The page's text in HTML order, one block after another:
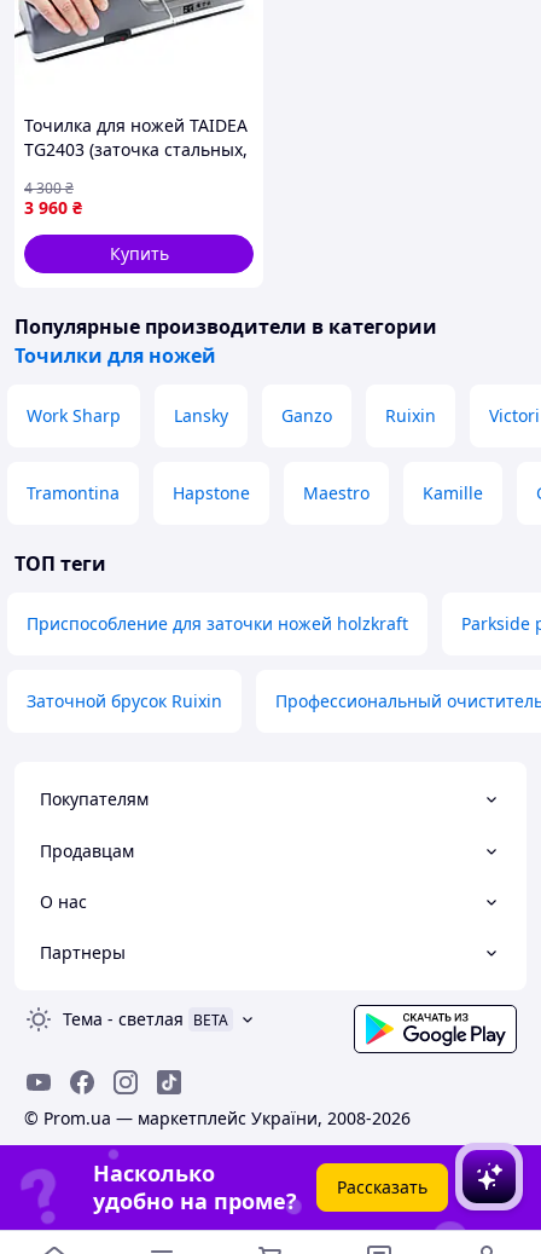
Точилка для ножей TAIDEA
TG2403 (заточка стальных,
3 960 ₴
4 300₴
Купить
Популярные производители в категории
Точилки для ножей
Work Sharp Lansky Ganzo Ruixin
Tramontina Hapstone Maestro Kamille
ТОП теги
Приспособление для заточки ножей holzkraft Parkside
Заточной брусок Ruixin Профессиональный
Покупателям
Продавцам
О нас
Партнеры
Тема - светлая BETA
© Prom.ua — маркетплейс України, 2008-2026
Насколько
удобно на проме?
Рассказать